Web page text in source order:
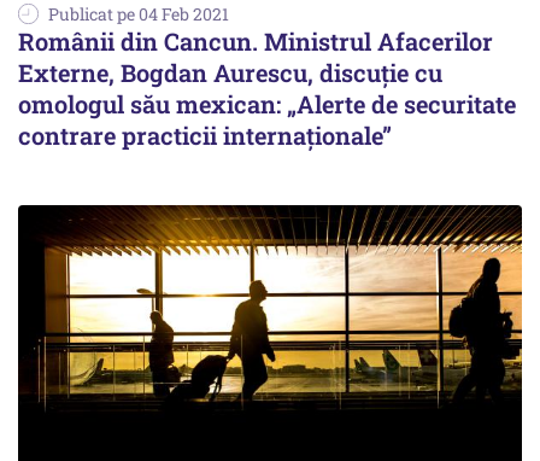
Publicat pe 04 Feb 2021
Românii din Cancun. Ministrul Afacerilor
Externe, Bogdan Aurescu, discuție cu
omologul său mexican: „Alerte de securitate
contrare practicii internaționale”